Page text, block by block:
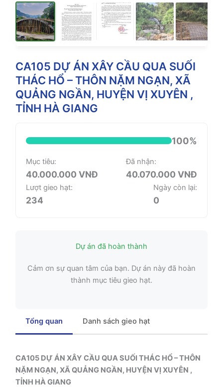
CA105 DỰ ÁN XÂY CẦU QUA SUỐI
THÁC HỔ – THÔN NẶM NGẠN, XÃ
QUẢNG NGẦN, HUYỆN VỊ XUYÊN ,
TỈNH HÀ GIANG
100%
Mục tiêu:
40.000.000 VNĐ
Đã nhận:
40.070.000 VNĐ
Lượt gieo hạt:
234
Ngày còn lại:
0
Dự án đã hoàn thành
Cảm ơn sự quan tâm của bạn. Dự án này đã hoàn
thành mục tiêu gieo hạt.
Tổng quan Danh sách gieo hạt
CA105 DỰ ÁN XÂY CẦU QUA SUỐI THÁC HỔ – THÔN
NẶM NGẠN, XÃ QUẢNG NGẦN, HUYỆN VỊ XUYÊN ,
TỈNH HÀ GIANG